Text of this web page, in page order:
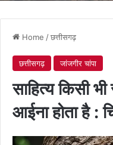
Home /छत्तीसगढ़
छत्तीसगढ़ जांजगीर चांपा
साहित्य किसी
आईना होता है :